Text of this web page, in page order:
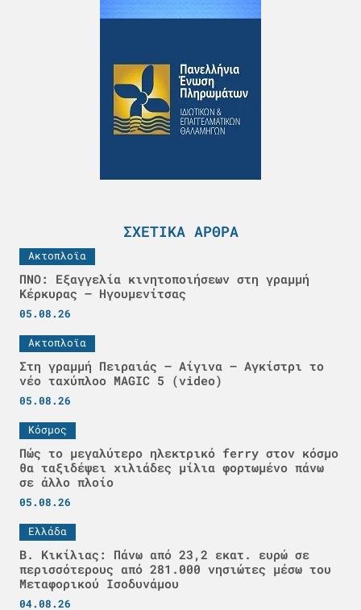
ΣΧΕΤΙΚΆ ΆΡΘΡΑ
Ακτοπλοϊα
ΠΝΟ: Εξαγγελία κινητοποιήσεων στη γραμμή
Κέρκυρας – Ηγουμενίτσας
05.08.26
Ακτοπλοϊα
Στη γραμμή Πειραιάς – Αίγινα – Αγκίστρι το
νέο ταχύπλοο MAGIC 5 (video)
05.08.26
Κόσμος
Πώς το μεγαλύτερο ηλεκτρικό ferry στον κόσμο
θα ταξιδέψει χιλιάδες μίλια φορτωμένο πάνω
σε άλλο πλοίο
05.08.26
Ελλάδα
Β. Κικίλιας: Πάνω από 23,2 εκατ. ευρώ σε
περισσότερους από 281.000 νησιώτες μέσω του
Μεταφορικού Ισοδυνάμου
04.08.26